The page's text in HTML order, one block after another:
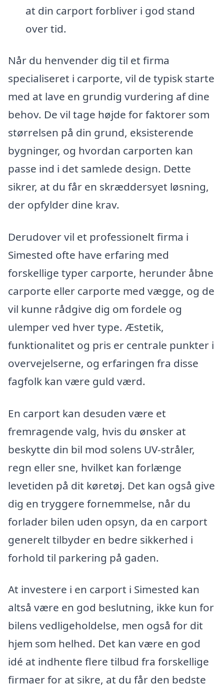
at din carport forbliver i god stand
over tid.
Når du henvender dig til et firma
specialiseret i carporte, vil de typisk starte
med at lave en grundig vurdering af dine
behov. De vil tage højde for faktorer som
størrelsen på din grund, eksisterende
bygninger, og hvordan carporten kan
passe ind i det samlede design. Dette
sikrer, at du får en skræddersyet løsning,
der opfylder dine krav.
Derudover vil et professionelt firma i
Simested ofte have erfaring med
forskellige typer carporte, herunder åbne
carporte eller carporte med vægge, og de
vil kunne rådgive dig om fordele og
ulemper ved hver type. Æstetik,
funktionalitet og pris er centrale punkter i
overvejelserne, og erfaringen fra disse
fagfolk kan være guld værd.
En carport kan desuden være et
fremragende valg, hvis du ønsker at
beskytte din bil mod solens UV-stråler,
regn eller sne, hvilket kan forlænge
levetiden på dit køretøj. Det kan også give
dig en tryggere fornemmelse, når du
forlader bilen uden opsyn, da en carport
generelt tilbyder en bedre sikkerhed i
forhold til parkering på gaden.
At investere i en carport i Simested kan
altså være en god beslutning, ikke kun for
bilens vedligeholdelse, men også for dit
hjem som helhed. Det kan være en god
idé at indhente flere tilbud fra forskellige
firmaer for at sikre, at du får den bedste